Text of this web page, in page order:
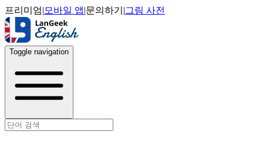
프리미엄| 모바일 앱|문의하기 |그림 사전
Toggle navigation